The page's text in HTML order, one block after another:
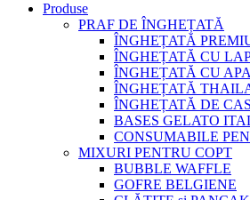
Produse
PRAF DE ÎNGHEȚATĂ
ÎNGHEȚATĂ
ÎNGHEȚATĂ CU
ÎNGHEȚATĂ CU APA
ÎNGHEȚATĂ
ÎNGHEȚATĂ DE
BASES GELATO
CONSUMABILE
MIXURI PENTRU COPT
BUBBLE WAFFLE
GOFRE BELGIENE